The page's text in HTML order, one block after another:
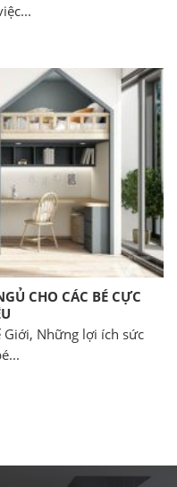
CHO CÁC BÉ CỰC
Giới, Những lợi ích sức